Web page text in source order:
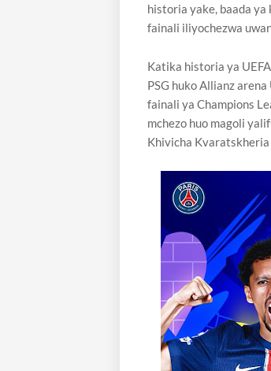
historia yake, baada
fainali iliyochezwa
Katika historia ya
PSG huko Allianz
fainali ya Champions
mchezo huo magoli
Khivicha